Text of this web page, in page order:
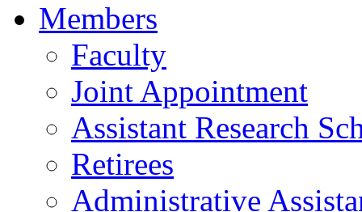
Members
Faculty
Joint Appointment
Assistant Research
Retirees
Administrative